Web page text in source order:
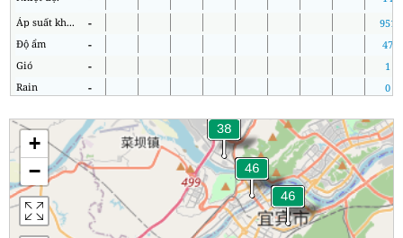
Áp suất không khí
-
951
Độ ẩm
-
47
Gió
-
1
Rain
- 0
+
−